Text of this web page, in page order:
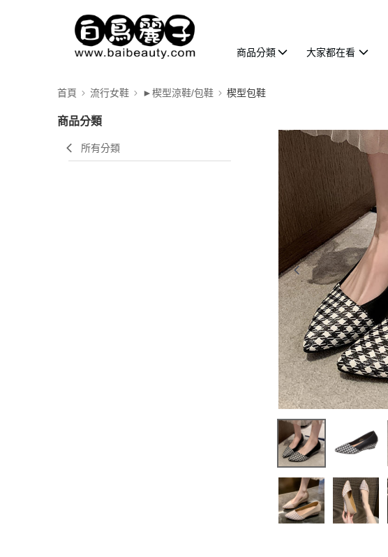
商品分類 大家都在看
首頁 流行女鞋 ►楔型涼鞋/包鞋 楔型包鞋
商品分類
所有分類